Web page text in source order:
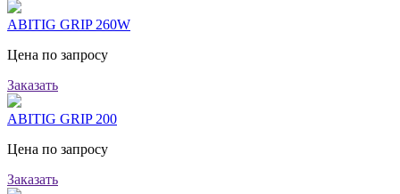
ABITIG GRIP 260W
Цена по запросу
Заказать
ABITIG GRIP 200
Цена по запросу
Заказать